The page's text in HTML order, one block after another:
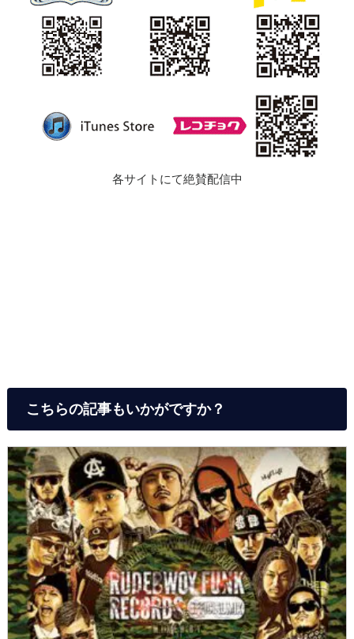
各サイトにて絶賛配信中
こちらの記事もいかがですか？